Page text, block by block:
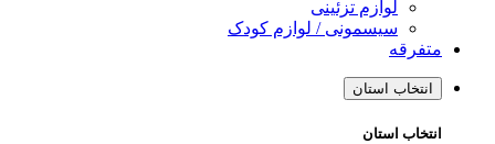
لوازم تزئینی
سیسمونی / لوازم کودک
متفرقه
انتخاب استان
انتخاب استان